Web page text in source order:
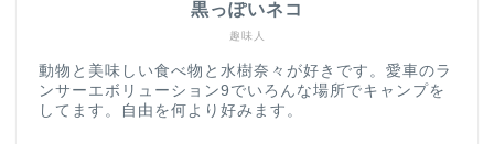
趣味人
黒っぽいネコ
動物と美味しい食べ物と水樹奈々が好きです。愛車のラ
ンサーエボリューション9でいろんな場所でキャンプを
してます。自由を何より好みます。